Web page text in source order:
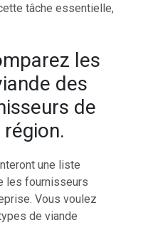
tâche essentielle,
les
des
de
une liste
les fournisseurs
Vous voulez
de viande